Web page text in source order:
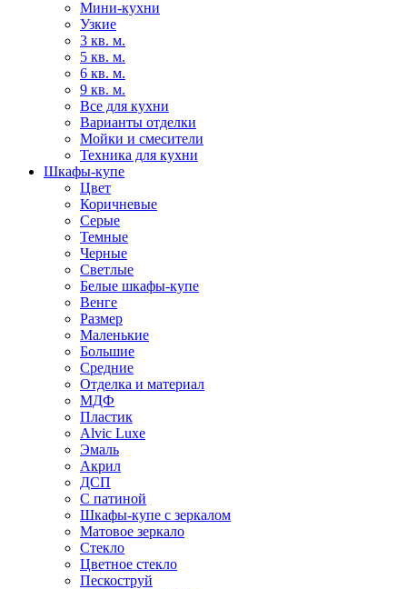
Мини-кухни
Узкие
3 кв. м.
5 кв. м.
6 кв. м.
9 кв. м.
Все для кухни
Варианты отделки
Мойки и смесители
Техника для кухни
Шкафы-купе
Цвет
Коричневые
Серые
Темные
Черные
Светлые
Белые шкафы-купе
Венге
Размер
Маленькие
Большие
Средние
Отделка и материал
МДФ
Пластик
Alvic Luxe
Эмаль
Акрил
ДСП
С патиной
Шкафы-купе с зеркалом
Матовое зеркало
Стекло
Цветное стекло
Пескоструй